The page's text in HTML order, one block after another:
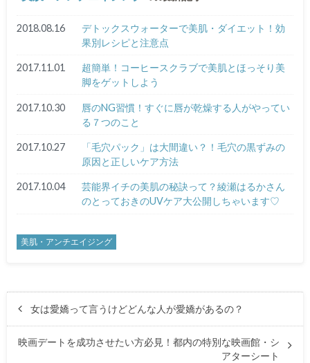
2018.08.16
デトックスウォーターで美肌・ダイエット！効
果別レシピと注意点
2017.11.01
超簡単！コーヒースクラブで美肌とほっそり美
脚をゲットしよう
2017.10.30
唇のNG習慣！すぐに唇が乾燥する人がやってい
る７つのこと
2017.10.27
「毛穴パック」は大間違い？！毛穴の黒ずみの
原因と正しいケア方法
2017.10.04
芸能界イチの美肌の秘訣って？綾瀬はるかさん
のとっておきのUVケア大公開しちゃいます♡
美肌・アンチエイジング
女は愛嬌って言うけどどんな人が愛嬌があるの？
映画デートを成功させたい方必見！都内の特別な映画館・シ
アターシート